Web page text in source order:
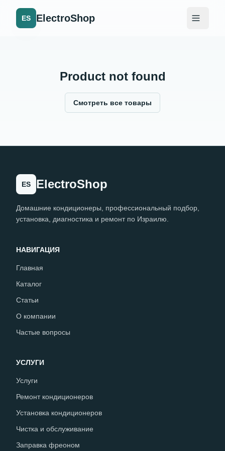
ES ElectroShop
Product not found
Смотреть все товары
ES ElectroShop
Домашние кондиционеры, профессиональный подбор,
установка, диагностика и ремонт по Израилю.
НАВИГАЦИЯ
Главная
Каталог
Статьи
О компании
Частые вопросы
УСЛУГИ
Услуги
Ремонт кондиционеров
Установка кондиционеров
Чистка и обслуживание
Заправка фреоном